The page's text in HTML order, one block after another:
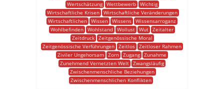
Wertschätzung
Wettbewerb
Wichtig
Wirtschaftliche Krisen
Wirtschaftliche Veränderungen
Wirtschaftlichen Wissen Wissens Wissensarroganz
Wohlbefinden Wohlstand Wollust Wut Zeitalter
Zeitdruck
Zeitgenössische Moral
Zeitgenössische Verführungen Zeitlos Zeitloser Rahmen
Ziviler Ungehorsam Zorn Zugang Zunahme
Zunehmend Vernetzten Welt Zwangsläufig
Zwischenmenschliche Beziehungen
Zwischenmenschlichen Konflikten